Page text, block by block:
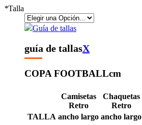
*Talla
Guía de tallas
guía de tallasX
COPA FOOTBALLcm
Camisetas
Retro
Chaquetas
Retro
TALLA ancho largo ancho largo